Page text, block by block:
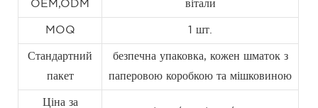
OEM,ODM вітали
MOQ 1 шт.
Стандартний
пакет
безпечна упаковка, кожен шматок з
паперовою коробкою та мішковиною
Ціна за